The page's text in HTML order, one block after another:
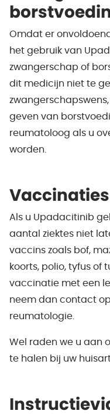
Omdat er
het gebruik van
zwangerschap of
dit medicijn niet te
geven van
reumatoloog als u
worden.
Vaccinaties
Als u Upadacitinib
aantal ziektes niet
vaccins zoals bof,
koorts, polio, tyfus of
vaccinatie met een
neem dan contact
reumatologie.
Wel raden we u aan
te halen bij uw